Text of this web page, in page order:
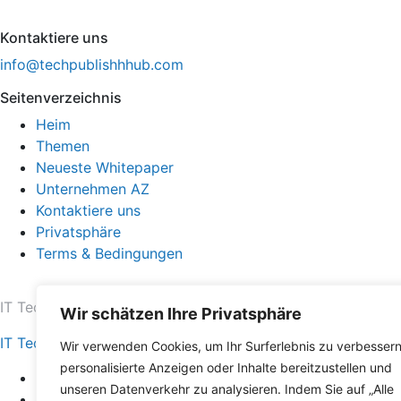
Wir schätzen Ihre Privatsphäre
Wir verwenden Cookies, um Ihr Surferlebnis zu
personalisierte Anzeigen oder Inhalte bereitzustellen und
unseren Datenverkehr zu analysieren. Indem Sie auf „Alle
Kontaktiere uns
info@techpublishhhub.com
Seitenverzeichnis
Heim
Themen
Neueste Whitepaper
Unternehmen AZ
Kontaktiere uns
Privatsphäre
Terms & Bedingungen
IT Tech Publish Hub © Alle Rechte vorbehalten.
IT Tech Publish Hub
Heim